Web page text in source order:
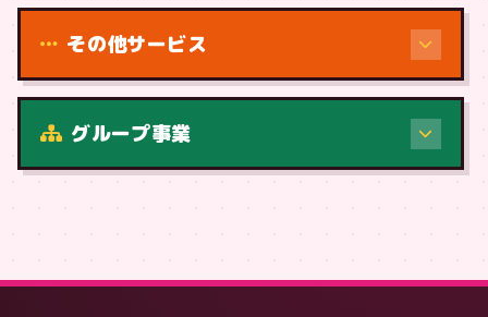
症状・内容から
その他サービス
グループ事業